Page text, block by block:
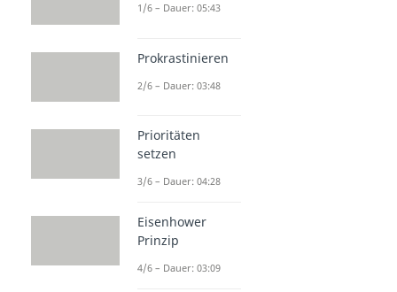
1/6 – Dauer: 05:43
Prokrastinieren
2/6 – Dauer: 03:48
Prioritäten
setzen
3/6 – Dauer: 04:28
Eisenhower
Prinzip
4/6 – Dauer: 03:09